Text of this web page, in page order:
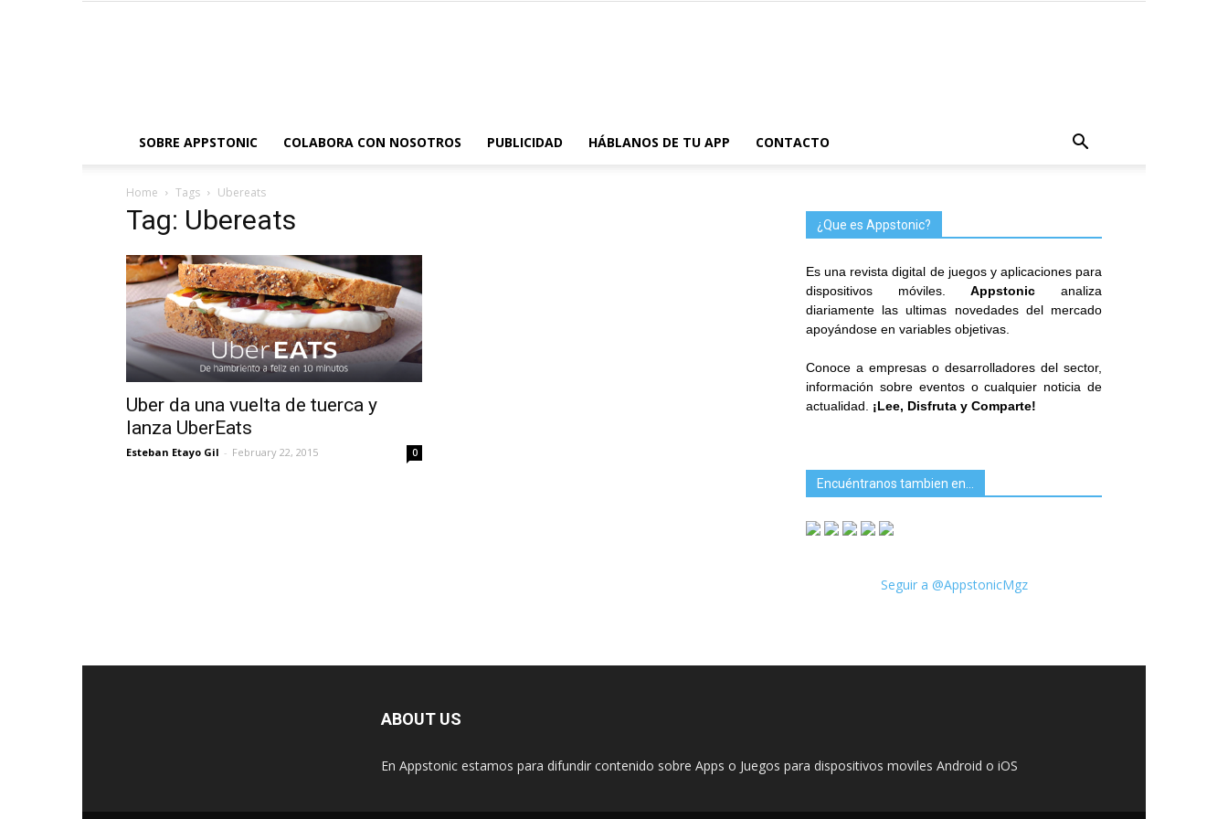
SOBRE APPSTONIC COLABORA CON NOSOTROS PUBLICIDAD HÁBLANOS DE TU APP CONTACTO
Home Tags Ubereats
Tag: Ubereats
Uber da una vuelta de tuerca y
lanza UberEats
Esteban Etayo Gil - February 22, 2015 0
¿Que es Appstonic?
Es una revista digital de juegos y aplicaciones para
dispositivos móviles.Appstonic analiza
diariamente las ultimas novedades del mercado
apoyándose en variables objetivas.
Conoce a empresas o desarrolladores del sector,
información sobre eventos o cualquier noticia de
actualidad. ¡Lee, Disfruta y Comparte!
Encuéntranos tambien en…
Seguir a @AppstonicMgz
ABOUT US
En Appstonic estamos para difundir contenido sobre Apps o Juegos para dispositivos moviles Android o iOS